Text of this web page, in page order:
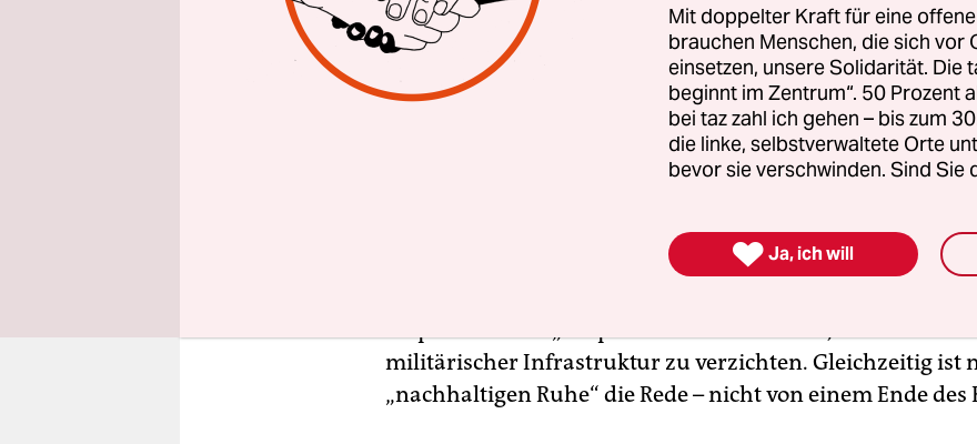
bezeichnet. Die Hamas dürfte als Antwort einen eigenen
vorlegen.
Nach allem, was bekannt ist, hat Israel bereits
gemacht. So sollen etwa in einer ersten Phase zunächst
noch rund 100 lebenden Geiseln freigelassen werden – im
Doch der Hamas geht der Entwurf offenbar einerseits zu
andererseits nicht weit genug. Einem angeblichen
militärischer Infrastruktur zu verzichten. Gleichzeitig ist
„nachhaltigen Ruhe“ die Rede – nicht von einem Ende des
Mit doppelter Kraft für eine
brauchen Menschen, die sich
einsetzen, unsere Solidarität. Die
beginnt im Zentrum“. 50 Prozent
bei taz zahl ich gehen – bis zum
die linke, selbstverwaltete Orte
bevor sie verschwinden. Sind Sie
 Ja, ich will